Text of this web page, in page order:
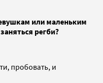
или маленьким
регби?
пробовать, и